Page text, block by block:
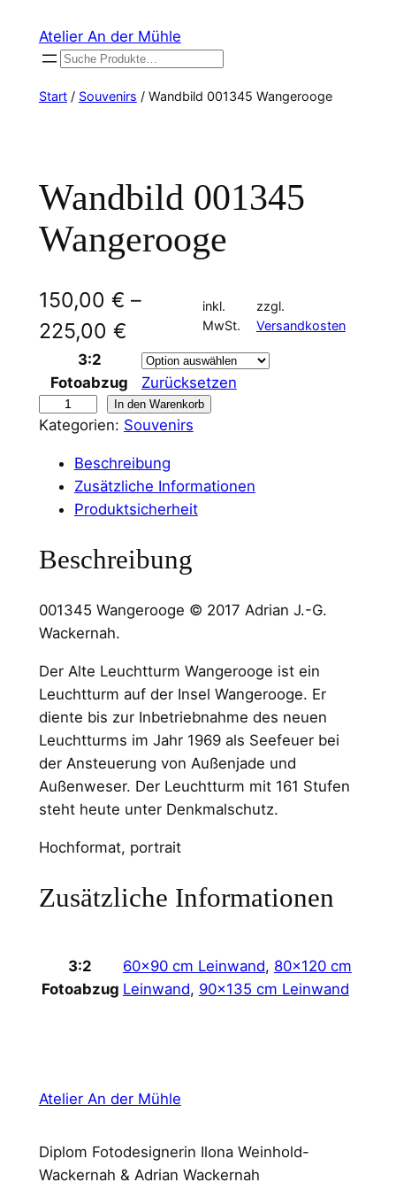
Inhalt
springen
Atelier An der Mühle
Suchen
Start/ Souvenirs / Wandbild 001345 Wangerooge
Wandbild 001345
Wangerooge
150,00 € –
225,00 €
inkl.
MwSt.
zzgl.
Versandkosten
3:2
Fotoabzug
Zurücksetzen
a
d
0
1
4
5
W
a
n
g
e
r
o
g
e
In den Warenkorb
Kategorien: Souvenirs
Beschreibung
Zusätzliche Informationen
Produktsicherheit
Beschreibung
001345 Wangerooge © 2017 Adrian J.-G.
Wackernah.
Der Alte Leuchtturm Wangerooge ist ein
Leuchtturm auf der Insel Wangerooge. Er
diente bis zur Inbetriebnahme des neuen
Leuchtturms im Jahr 1969 als Seefeuer bei
der Ansteuerung von Außenjade und
Außenweser. Der Leuchtturm mit 161 Stufen
steht heute unter Denkmalschutz.
Hochformat, portrait
Zusätzliche Informationen
3:2
Fotoabzug
60×90 cm Leinwand, 80×120 cm
Leinwand, 90×135 cm Leinwand
Atelier An der Mühle
Diplom Fotodesignerin Ilona Weinhold-
Wackernah & Adrian Wackernah